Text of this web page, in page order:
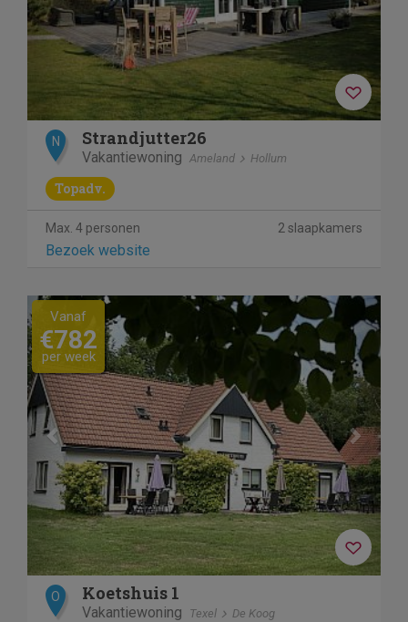
N Strandjutter26
Vakantiewoning Ameland Hollum
Topadv.
Max. 4 personen 2 slaapkamers
Bezoek website
Previous Next
Vanaf
€782
per week
O Koetshuis 1
Vakantiewoning Texel De Koog